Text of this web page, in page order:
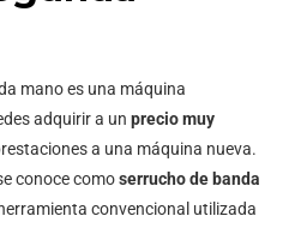
mano es una máquina
adquirir a un precio muy
a una máquina nueva.
conoce comoserrucho de banda
convencional utilizada